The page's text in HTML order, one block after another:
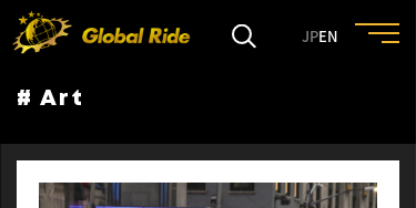
JPEN
FEATURE
# Art